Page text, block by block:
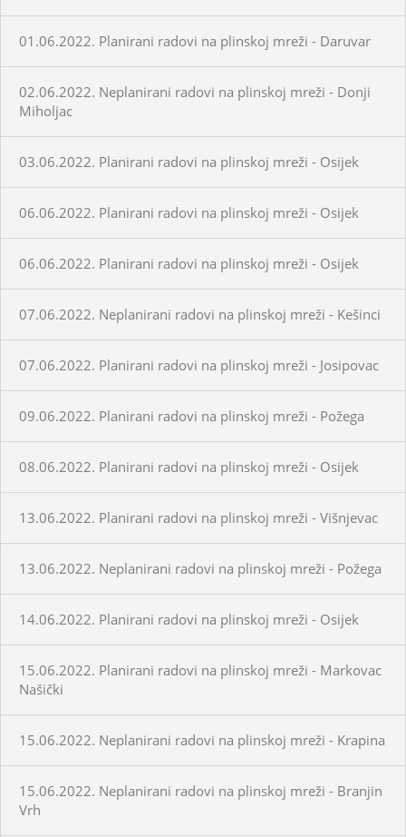
01.06.2022. Planirani radovi na plinskoj mreži - Daruvar
02.06.2022. Neplanirani radovi na plinskoj mreži - Donji
Miholjac
03.06.2022. Planirani radovi na plinskoj mreži - Osijek
06.06.2022. Planirani radovi na plinskoj mreži - Osijek
06.06.2022. Planirani radovi na plinskoj mreži - Osijek
07.06.2022. Neplanirani radovi na plinskoj mreži - Kešinci
07.06.2022. Planirani radovi na plinskoj mreži - Josipovac
09.06.2022. Planirani radovi na plinskoj mreži - Požega
08.06.2022. Planirani radovi na plinskoj mreži - Osijek
13.06.2022. Planirani radovi na plinskoj mreži - Višnjevac
13.06.2022. Neplanirani radovi na plinskoj mreži - Požega
14.06.2022. Planirani radovi na plinskoj mreži - Osijek
15.06.2022. Planirani radovi na plinskoj mreži - Markovac
Našički
15.06.2022. Neplanirani radovi na plinskoj mreži - Krapina
15.06.2022. Neplanirani radovi na plinskoj mreži - Branjin
Vrh